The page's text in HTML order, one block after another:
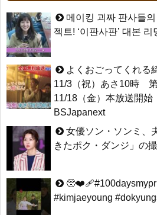
메이킹 괴짜 판사들
젝트! ‘이판사판’ 대본 리
よくおごってくれ
11/3（祝）あさ10時
11/18（金）本放送開
BSJapanext
女優ソン・ソンミ、
きたポク・ダンジ」の
#kimjaeyoung